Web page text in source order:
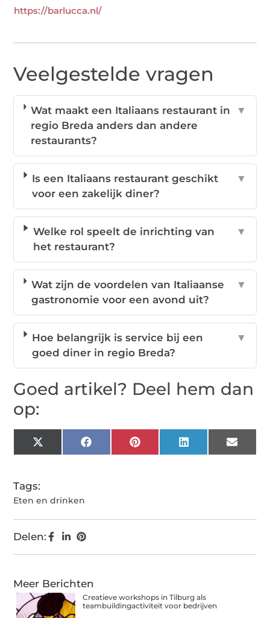
https://barlucca.nl/
Veelgestelde vragen
Wat maakt een Italiaans restaurant in
regio Breda anders dan andere
restaurants?
▼
Is een Italiaans restaurant geschikt
voor een zakelijk diner?
▼
Welke rol speelt de inrichting van
het restaurant?
▼
Wat zijn de voordelen van Italiaanse
gastronomie voor een avond uit?
▼
Hoe belangrijk is service bij een
goed diner in regio Breda?
▼
Goed artikel? Deel hem dan
op:
X
(Twitter)
FacebookPinterestLinkedIn Email
Tags:
Eten en drinken
Delen:
Meer Berichten
Creatieve workshops in Tilburg als
teambuildingactiviteit voor bedrijven